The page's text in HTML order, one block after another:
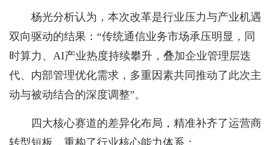
杨光分析认为，本次改革是行业压力与产业机遇
双向驱动的结果：“传统通信业务市场承压明显，同
时算力、AI产业热度持续攀升，叠加企业管理层迭
代、内部管理优化需求，多重因素共同推动了此次主
动与被动结合的深度调整”。
四大核心赛道的差异化布局，精准补齐了运营商
转型短板，重构了行业核心能力体系：